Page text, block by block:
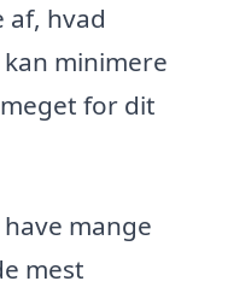
af, hvad
minimere
for dit
mange
mest